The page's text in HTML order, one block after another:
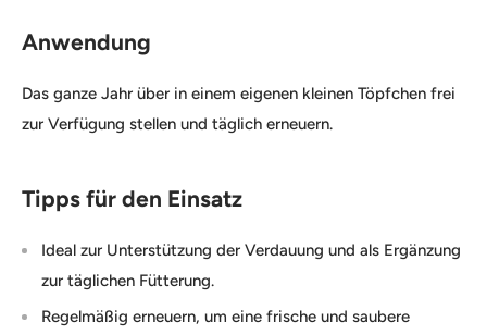
Anwendung
Das ganze Jahr über in einem eigenen kleinen Töpfchen frei
zur Verfügung stellen und täglich erneuern.
Tipps für den Einsatz
Ideal zur Unterstützung der Verdauung und als Ergänzung
zur täglichen Fütterung.
Regelmäßig erneuern, um eine frische und saubere